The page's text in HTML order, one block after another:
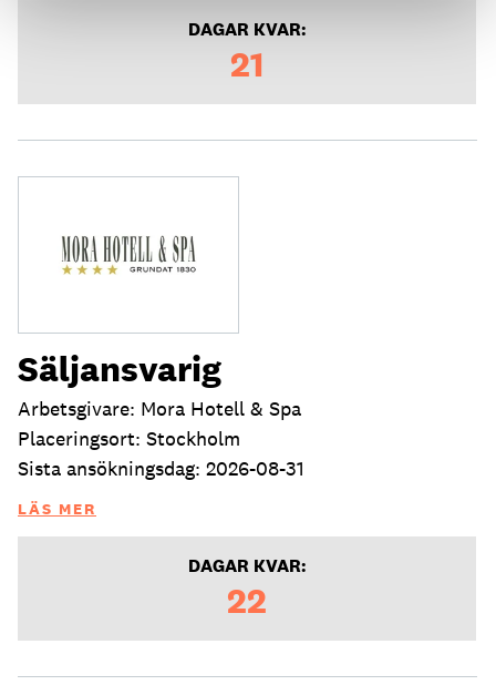
DAGAR KVAR:
21
Säljansvarig
Arbetsgivare: Mora Hotell & Spa
Placeringsort: Stockholm
Sista ansökningsdag: 2026-08-31
LÄS MER
DAGAR KVAR:
22